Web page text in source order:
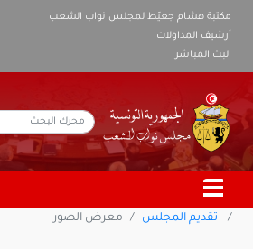
مكتبة هشام جعيّط لمجلس نواب الشعب
أرشيف المداولات
البث المباشر
تقديم المجلس معرض الصور